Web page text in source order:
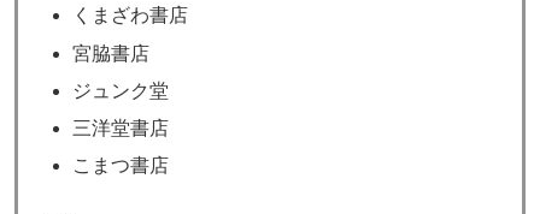
くまざわ書店
宮脇書店
ジュンク堂
三洋堂書店
こまつ書店